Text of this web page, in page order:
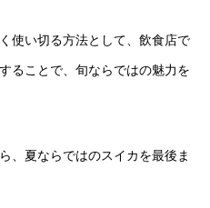
使い切る方法として、飲食店で
ることで、旬ならではの魅力を
、夏ならではのスイカを最後ま